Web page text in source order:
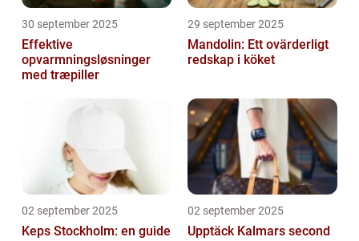
30 september 2025
Effektive
opvarmningsløsninger
med træpiller
29 september 2025
Mandolin: Ett ovärderligt
redskap i köket
02 september 2025
Keps Stockholm: en guide
02 september 2025
Upptäck Kalmars second